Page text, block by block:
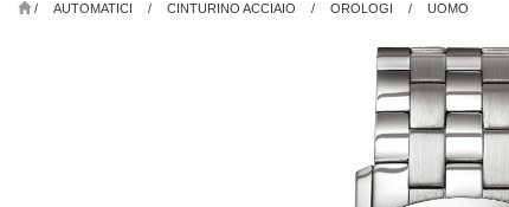
/ AUTOMATICI / CINTURINO ACCIAIO / OROLOGI / UOMO